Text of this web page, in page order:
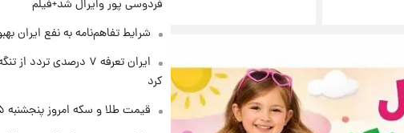
پرداخت و زمان
مشارکت چند
فردوسی پور وایرال شد+فیلم
شرایط تفاهم‌نامه به نفع ایران
ایران تعرفه ۷ درصدی تردد
کرد
قیمت طلا و سکه امروز پنجشنبه ۱۵ مرداد ۱۴۰۵